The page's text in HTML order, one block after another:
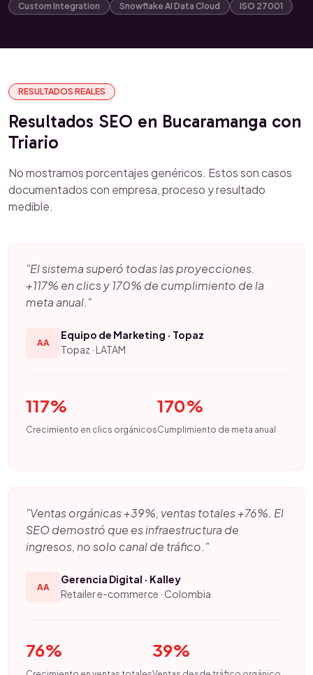
Custom Integration
Snowflake AI Data Cloud ISO 27001
RESULTADOS REALES
Resultados SEO en Bucaramanga con
Triario
No mostramos porcentajes genéricos. Estos son casos
documentados con empresa, proceso y resultado
medible.
"El sistema superó todas las proyecciones.
+117% en clics y 170% de cumplimiento de la
meta anual."
AA
Equipo de Marketing · Topaz
Topaz · LATAM
117%
Crecimiento en clics orgánicos
170%
Cumplimiento de meta anual
"Ventas orgánicas +39%, ventas totales +76%. El
SEO demostró que es infraestructura de
ingresos, no solo canal de tráfico."
AA
Gerencia Digital · Kalley
Retailer e-commerce · Colombia
76% 39%